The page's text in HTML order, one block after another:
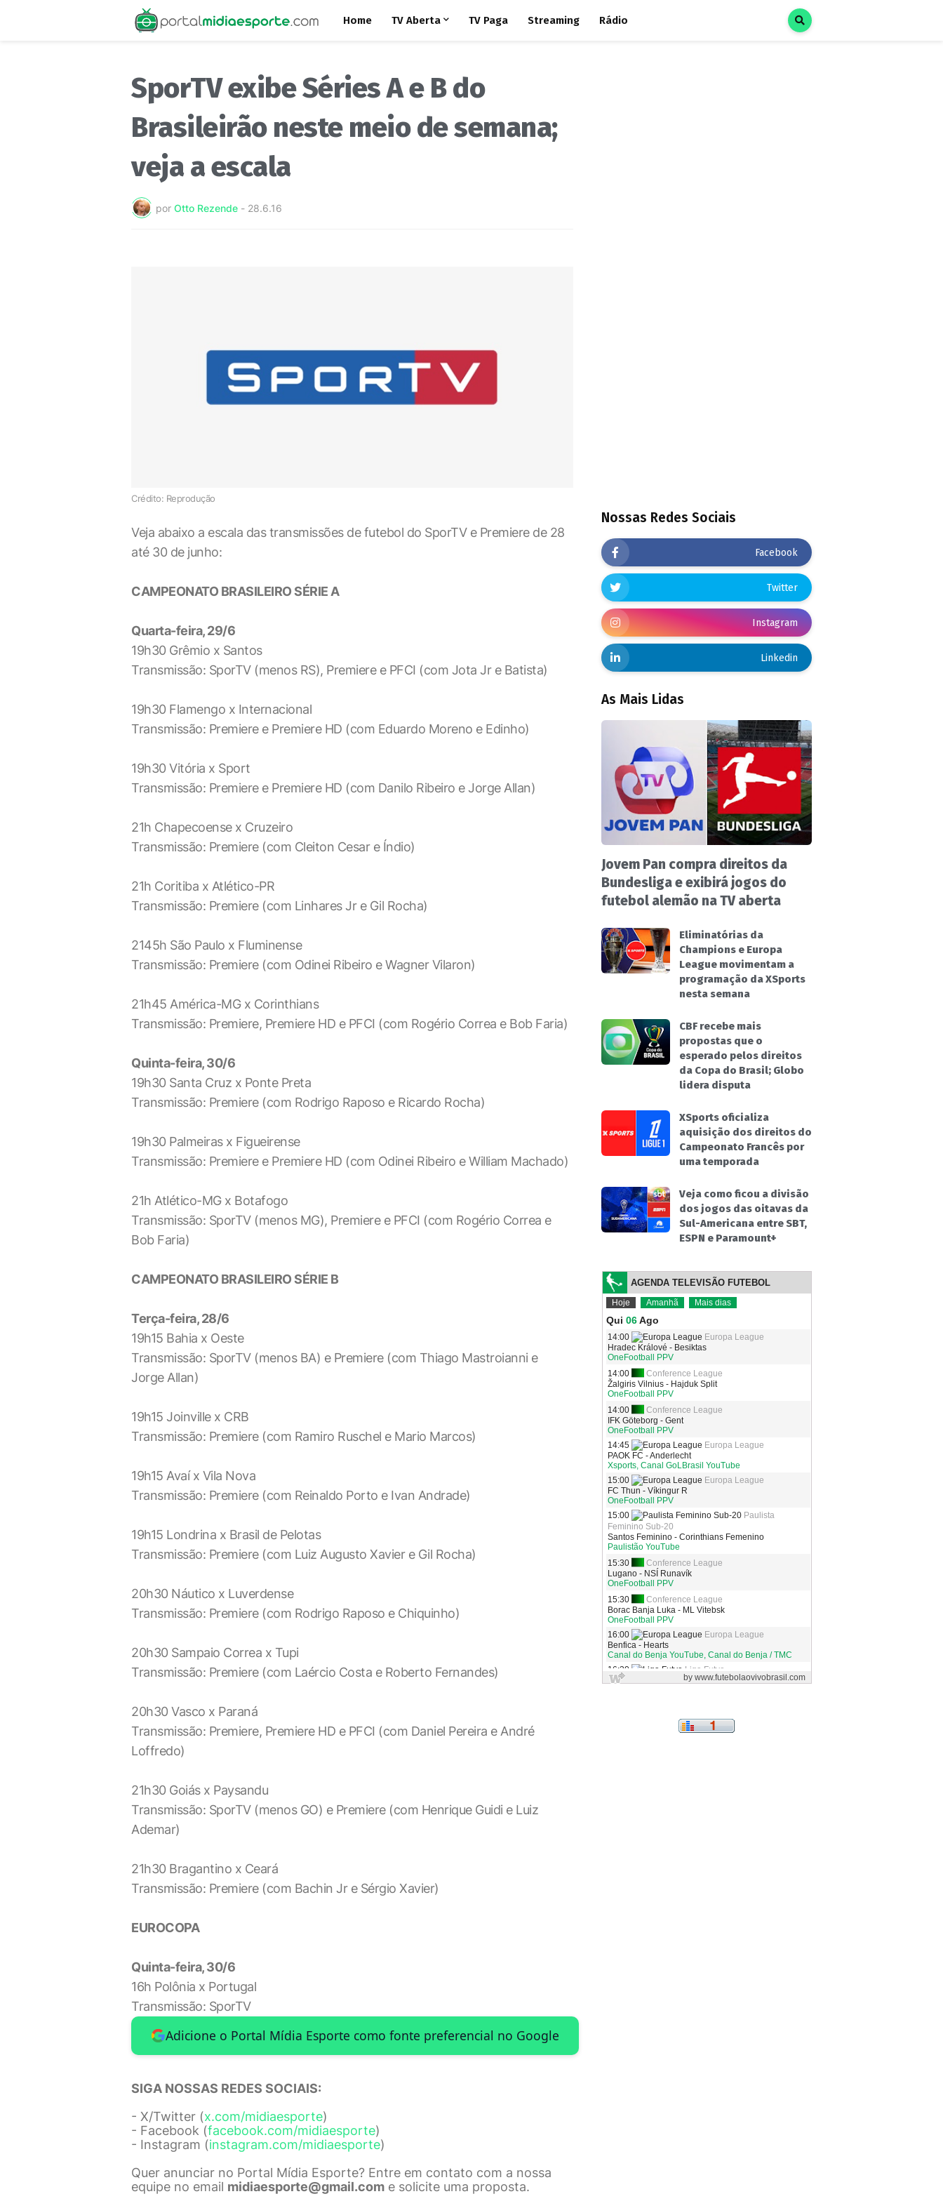
Home TV Aberta TV Paga Streaming Rádio
SporTV exibe Séries A e B do
Brasileirão neste meio de semana;
veja a escala
por Otto Rezende - 28.6.16
Crédito: Reprodução
Veja abaixo a escala das transmissões de futebol do SporTV e Premiere de 28
até 30 de junho:
CAMPEONATO BRASILEIRO SÉRIE A
Quarta-feira, 29/6
19h30 Grêmio x Santos
Transmissão: SporTV (menos RS), Premiere e PFCI (com Jota Jr e Batista)
19h30 Flamengo x Internacional
Transmissão: Premiere e Premiere HD (com Eduardo Moreno e Edinho)
19h30 Vitória x Sport
Transmissão: Premiere e Premiere HD (com Danilo Ribeiro e Jorge Allan)
21h Chapecoense x Cruzeiro
Transmissão: Premiere (com Cleiton Cesar e Índio)
21h Coritiba x Atlético-PR
Transmissão: Premiere (com Linhares Jr e Gil Rocha)
2145h São Paulo x Fluminense
Transmissão: Premiere (com Odinei Ribeiro e Wagner Vilaron)
21h45 América-MG x Corinthians
Transmissão: Premiere, Premiere HD e PFCI (com Rogério Correa e Bob Faria)
Quinta-feira, 30/6
19h30 Santa Cruz x Ponte Preta
Transmissão: Premiere (com Rodrigo Raposo e Ricardo Rocha)
19h30 Palmeiras x Figueirense
Transmissão: Premiere e Premiere HD (com Odinei Ribeiro e William Machado)
21h Atlético-MG x Botafogo
Transmissão: SporTV (menos MG), Premiere e PFCI (com Rogério Correa e
Bob Faria)
CAMPEONATO BRASILEIRO SÉRIE B
Terça-feira, 28/6
19h15 Bahia x Oeste
Transmissão: SporTV (menos BA) e Premiere (com Thiago Mastroianni e
Jorge Allan)
19h15 Joinville x CRB
Transmissão: Premiere (com Ramiro Ruschel e Mario Marcos)
19h15 Avaí x Vila Nova
Transmissão: Premiere (com Reinaldo Porto e Ivan Andrade)
19h15 Londrina x Brasil de Pelotas
Transmissão: Premiere (com Luiz Augusto Xavier e Gil Rocha)
20h30 Náutico x Luverdense
Transmissão: Premiere (com Rodrigo Raposo e Chiquinho)
20h30 Sampaio Correa x Tupi
Transmissão: Premiere (com Laércio Costa e Roberto Fernandes)
20h30 Vasco x Paraná
Transmissão: Premiere, Premiere HD e PFCI (com Daniel Pereira e André
Loffredo)
21h30 Goiás x Paysandu
Transmissão: SporTV (menos GO) e Premiere (com Henrique Guidi e Luiz
Ademar)
21h30 Bragantino x Ceará
Transmissão: Premiere (com Bachin Jr e Sérgio Xavier)
EUROCOPA
Quinta-feira, 30/6
16h Polônia x Portugal
Transmissão: SporTV
Adicione o Portal Mídia Esporte como fonte preferencial no Google
SIGA NOSSAS REDES SOCIAIS:
- X/Twitter (x.com/midiaesporte)
- Facebook (facebook.com/midiaesporte)
- Instagram (instagram.com/midiaesporte)
Quer anunciar no Portal Mídia Esporte? Entre em contato com a nossa
equipe no email midiaesporte@gmail.com e solicite uma proposta.
Nossas Redes Sociais
Facebook
Twitter
Instagram
Linkedin
As Mais Lidas
Jovem Pan compra direitos da
Bundesliga e exibirá jogos do
futebol alemão na TV aberta
Eliminatórias da
Champions e Europa
League movimentam a
programação da XSports
nesta semana
CBF recebe mais
propostas que o
esperado pelos direitos
da Copa do Brasil; Globo
lidera disputa
XSports oficializa
aquisição dos direitos do
Campeonato Francês por
uma temporada
Veja como ficou a divisão
dos jogos das oitavas da
Sul-Americana entre SBT,
ESPN e Paramount+